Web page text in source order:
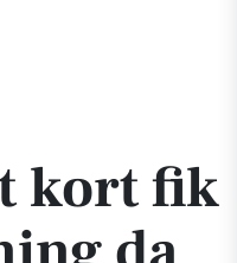
FC Skanderborg blev besejret
kort fik